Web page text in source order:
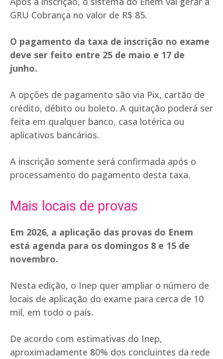
GRU Cobrança no valor de R$ 85.
O pagamento da taxa de inscrição no exame
deve ser feito entre 25 de maio e 17 de
junho.
A opções de pagamento são via Pix, cartão de
crédito, débito ou boleto. A quitação poderá ser
feita em qualquer banco, casa lotérica ou
aplicativos bancários.
A inscrição somente será confirmada após o
processamento do pagamento desta taxa.
Mais locais de provas
Em 2026, a aplicação das provas do Enem
está agenda para os domingos 8 e 15 de
novembro.
Nesta edição, o Inep quer ampliar o número de
locais de aplicação do exame para cerca de 10
mil, em todo o país.
De acordo com estimativas do Inep,
aproximadamente 80% dos concluintes da rede